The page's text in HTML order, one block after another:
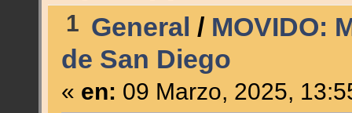
1 General / MOVIDO:
de San Diego
« en: 09 Marzo, 2025,